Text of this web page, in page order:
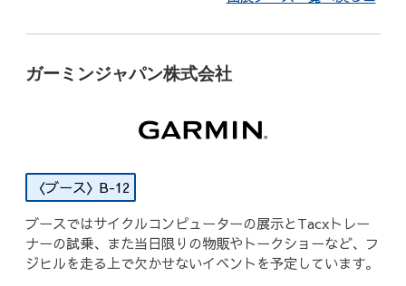
ガーミンジャパン株式会社
B-12
ブースではサイクルコンピューターの展示とTacxトレー
ナーの試乗、また当日限りの物販やトークショーなど、フ
ジヒルを走る上で欠かせないイベントを予定しています。